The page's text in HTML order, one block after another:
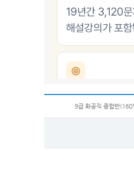
9급 화공직 종합반(160